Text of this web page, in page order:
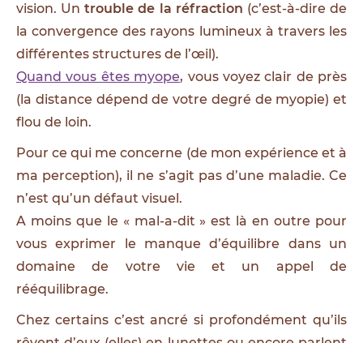
vision. Un trouble de la réfraction (c’est-à-dire de
la convergence des rayons lumineux à travers les
différentes structures de l’œil).
Quand vous êtes myope, vous voyez clair de près
(la distance dépend de votre degré de myopie) et
flou de loin.
Pour ce qui me concerne (de mon expérience et à
ma perception), il ne s’agit pas d’une maladie. Ce
n’est qu’un défaut visuel.
A moins que le « mal-a-dit » est là en outre pour
vous exprimer le manque d’équilibre dans un
domaine de votre vie et un appel de
rééquilibrage.
Chez certains c’est ancré si profondément qu’ils